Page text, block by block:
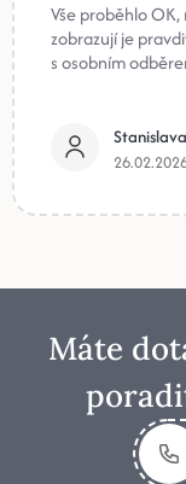
Vše proběhlo
zobrazují je
s osobním
Stanislava
Máte